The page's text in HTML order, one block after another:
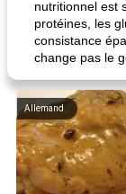
nutritionnel est
protéines, les
consistance
change pas le
Allemand